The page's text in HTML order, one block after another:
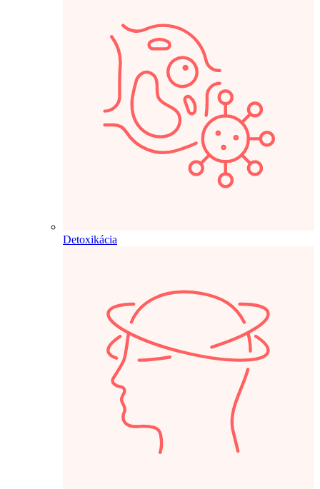
Detoxikácia